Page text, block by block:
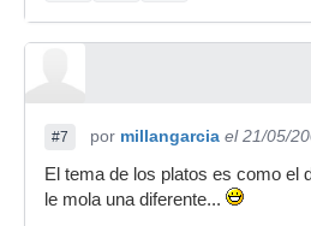
#7 por millangarcia el 21/05/
El tema de los platos es como el
le mola una diferente...